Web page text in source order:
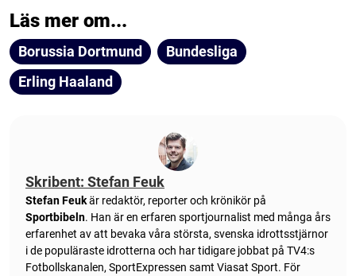
Läs mer om...
Borussia Dortmund
Bundesliga
Erling Haaland
Skribent: Stefan Feuk
Stefan Feukär redaktör, reporter och krönikör på
Sportbibeln. Han är en erfaren sportjournalist med många års
erfarenhet av att bevaka våra största, svenska idrottsstjärnor
i de populäraste idrotterna och har tidigare jobbat på TV4:s
Fotbollskanalen, SportExpressen samt Viasat Sport. För